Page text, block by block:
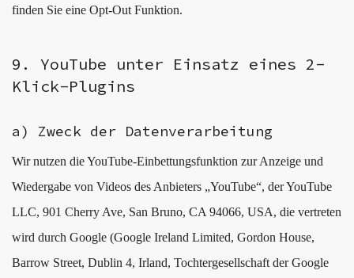
finden Sie eine Opt-Out Funktion.
9. YouTube unter Einsatz eines 2-
Klick-Plugins
a) Zweck der Datenverarbeitung
Wir nutzen die YouTube-Einbettungsfunktion zur Anzeige und
Wiedergabe von Videos des Anbieters „YouTube“, der YouTube
LLC, 901 Cherry Ave, San Bruno, CA 94066, USA, die vertreten
wird durch Google (Google Ireland Limited, Gordon House,
Barrow Street, Dublin 4, Irland, Tochtergesellschaft der Google